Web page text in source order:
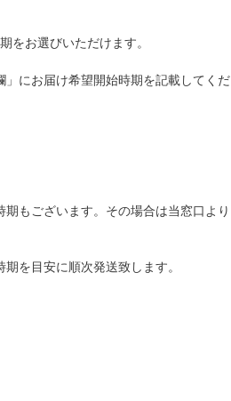
をお選びいただけます。
にお届け希望開始時期を記載してくだ
もございます。その場合は当窓口より
を目安に順次発送致します。